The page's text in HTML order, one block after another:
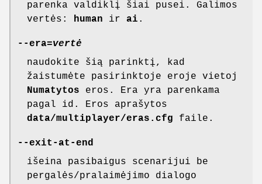
parenka valdiklį šiai pusei. Galimos
vertės: human ir ai .
--era=vertė
naudokite šią parinktį, kad
žaistumėte pasirinktoje eroje vietoj
Numatytos eros. Era yra parenkama
pagal id. Eros aprašytos
data/multiplayer/eras.cfg faile.
--exit-at-end
išeina pasibaigus scenarijui be
pergalės/pralaimėjimo dialogo